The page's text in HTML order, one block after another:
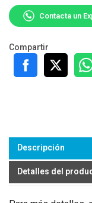
Contacta un
Compartir
Descripción
Detalles del